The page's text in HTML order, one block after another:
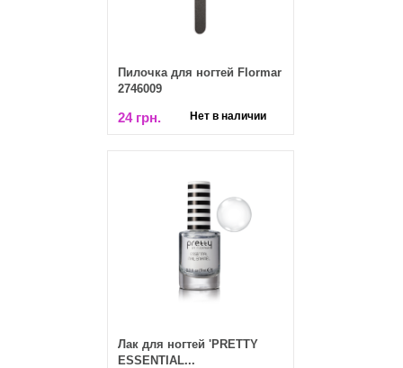
Пилочка для ногтей Flormar
2746009
24 грн. Нет в наличии
Лак для ногтей 'PRETTY
ESSENTIAL...